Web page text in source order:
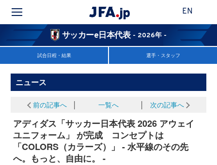
EN
サッカーe日本代表 - 2026年 -
試合日程・結果 選手・スタッフ
ニュース
前の記事へ 一覧へ 次の記事へ
アディダス「サッカー日本代表 2026 アウェイ
ユニフォーム」 が完成 コンセプトは
「COLORS（カラーズ）」 - 水平線のその先
へ。もっと、自由に。 -